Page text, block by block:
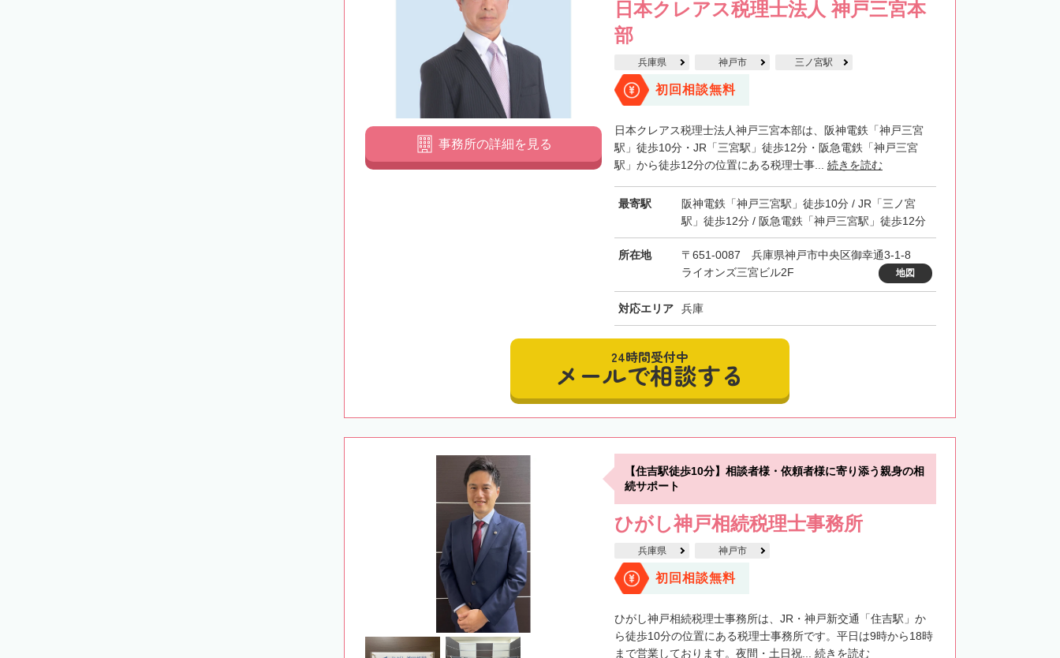
日本クレアス税理士法人 神戸三宮本
部
兵庫県 神戸市 三ノ宮駅
初回相談無料
日本クレアス税理士法人神戸三宮本部は、阪神電鉄「神戸三宮
駅」徒歩10分・JR「三宮駅」徒歩12分・阪急電鉄「神戸三宮
駅」から徒歩12分の位置にある税理士事... 続きを読む
最寄駅
阪神電鉄「神戸三宮駅」徒歩10分 / JR「三ノ宮
駅」徒歩12分 / 阪急電鉄「神戸三宮駅」徒歩12分
所在地
〒651-0087 兵庫県神戸市中央区御幸通3-1-8
ライオンズ三宮ビル2F
地図
対応エリア 兵庫
事務所の詳細を見る
24時間受付中
メールで相談する
【住吉駅徒歩10分】相談者様・依頼者様に寄り添う親身の相
続サポート
ひがし神戸相続税理士事務所
兵庫県 神戸市
初回相談無料
ひがし神戸相続税理士事務所は、JR・神戸新交通「住吉駅」か
ら徒歩10分の位置にある税理士事務所です。平日は9時から18時
まで営業しております。夜間・土日祝... 続きを読む